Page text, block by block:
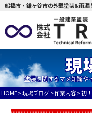
船橋市・鎌ヶ谷市の外壁塗装&雨漏
現
塗装に関するマメ知識や
HOME>現場ブログ>作業内容>初